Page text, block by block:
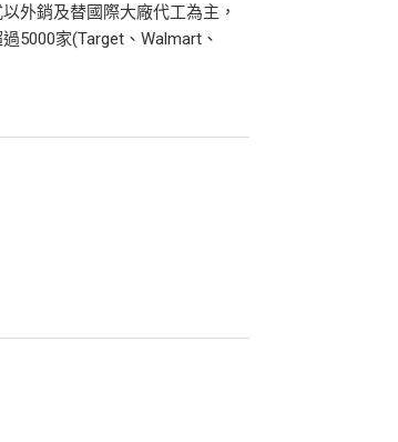
外銷及替國際大廠代工為主，
5000家(Target、Walmart、